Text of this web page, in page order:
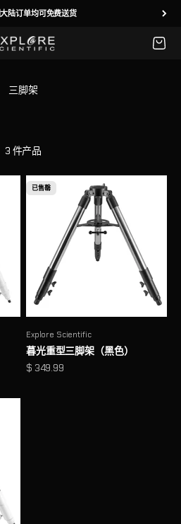
陆订单均可免费送货
Scientific 购物车
3 件产品
已售罄
Explore Scientific
暮光重型三脚架（黑色）
促销价格
$ 349.99